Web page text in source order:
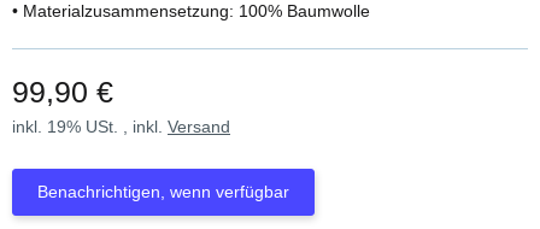
• Materialzusammensetzung: 100% Baumwolle
99,90 €
inkl. 19% USt. , inkl. Versand
Benachrichtigen, wenn verfügbar